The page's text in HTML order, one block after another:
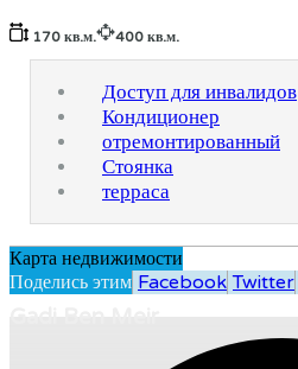
170 кв.м. 400 кв.м.
Доступ для инвалидов
Кондиционер
отремонтированный
Стоянка
терраса
Карта недвижимости
Поделись этим Facebook Twitter